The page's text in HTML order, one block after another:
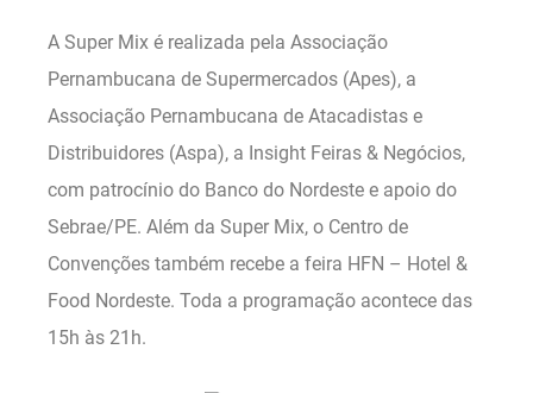
A Super Mix é realizada pela Associação
Pernambucana de Supermercados (Apes), a
Associação Pernambucana de Atacadistas e
Distribuidores (Aspa), a Insight Feiras & Negócios,
com patrocínio do Banco do Nordeste e apoio do
Sebrae/PE. Além da Super Mix, o Centro de
Convenções também recebe a feira HFN – Hotel &
Food Nordeste. Toda a programação acontece das
15h às 21h.